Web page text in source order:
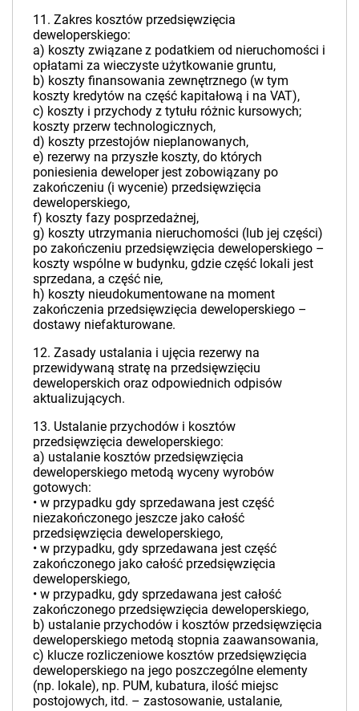
11. Zakres kosztów przedsięwzięcia
deweloperskiego:
a) koszty związane z podatkiem od nieruchomości i
opłatami za wieczyste użytkowanie gruntu,
b) koszty finansowania zewnętrznego (w tym
koszty kredytów na część kapitałową i na VAT),
c) koszty i przychody z tytułu różnic kursowych;
koszty przerw technologicznych,
d) koszty przestojów nieplanowanych,
e) rezerwy na przyszłe koszty, do których
poniesienia deweloper jest zobowiązany po
zakończeniu (i wycenie) przedsięwzięcia
deweloperskiego,
f) koszty fazy posprzedażnej,
g) koszty utrzymania nieruchomości (lub jej części)
po zakończeniu przedsięwzięcia deweloperskiego –
koszty wspólne w budynku, gdzie część lokali jest
sprzedana, a część nie,
h) koszty nieudokumentowane na moment
zakończenia przedsięwzięcia deweloperskiego –
dostawy niefakturowane.
12. Zasady ustalania i ujęcia rezerwy na
przewidywaną stratę na przedsięwzięciu
deweloperskich oraz odpowiednich odpisów
aktualizujących.
13. Ustalanie przychodów i kosztów
przedsięwzięcia deweloperskiego:
a) ustalanie kosztów przedsięwzięcia
deweloperskiego metodą wyceny wyrobów
gotowych:
• w przypadku gdy sprzedawana jest część
niezakończonego jeszcze jako całość
przedsięwzięcia deweloperskiego,
• w przypadku, gdy sprzedawana jest część
zakończonego jako całość przedsięwzięcia
deweloperskiego,
• w przypadku, gdy sprzedawana jest całość
zakończonego przedsięwzięcia deweloperskiego,
b) ustalanie przychodów i kosztów przedsięwzięcia
deweloperskiego metodą stopnia zaawansowania,
c) klucze rozliczeniowe kosztów przedsięwzięcia
deweloperskiego na jego poszczególne elementy
(np. lokale), np. PUM, kubatura, ilość miejsc
postojowych, itd. – zastosowanie, ustalanie,